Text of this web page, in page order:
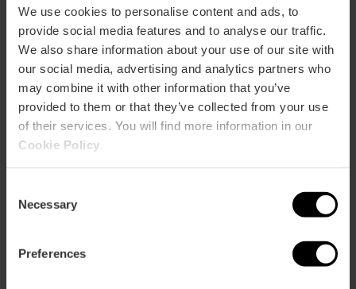
We use cookies to personalise content and ads, to
provide social media features and to analyse our traffic.
We also share information about your use of our site with
our social media, advertising and analytics partners who
may combine it with other information that you’ve
provided to them or that they’ve collected from your use
of their services. You will find more information in our
Cookie Policy
Selection
Necessary
Preferences
Tour tra arte e architettura nel centro